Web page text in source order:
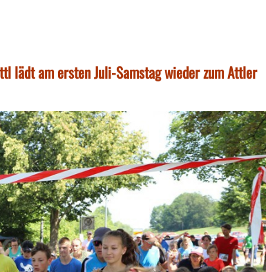
lädt am ersten Juli-Samstag wieder zum Attler